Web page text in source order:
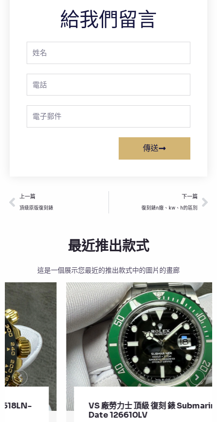
給我們留言
Name
傳送
上一頁
上一篇
頂級原版復刻錶
下一篇
復刻錶n廠、kw、h的區別
下
最近推出款式
這是一個展示您最近的推出款式中的圖片的畫廊
VS 廠勞力士 頂級 復刻 錶 Submariner
Date 126610LV